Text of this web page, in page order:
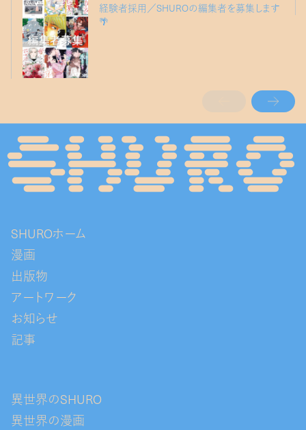
経験者採用／SHUROの編集者を募集します
🌴
SHUROホーム
漫画
出版物
アートワーク
お知らせ
記事
異世界のSHURO
異世界の漫画